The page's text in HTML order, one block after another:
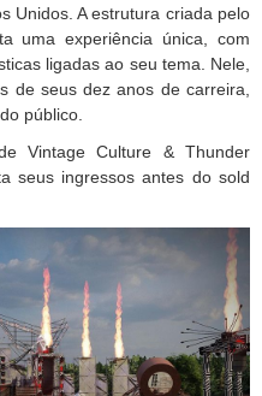
Unidos. A estrutura criada pelo
uma experiência única, com
ligadas ao seu tema. Nele,
de seus dez anos de carreira,
público.
Vintage Culture & Thunder
seus ingressos antes do sold